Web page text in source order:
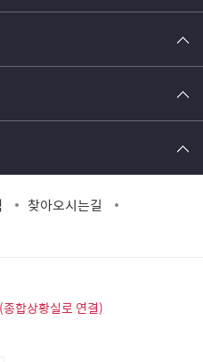
찾아오시는길
합상황실로 연결)